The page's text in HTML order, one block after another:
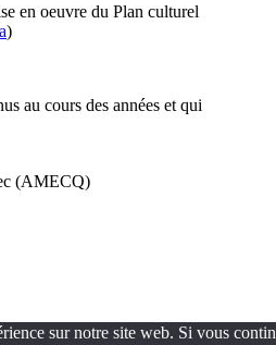
en oeuvre du Plan culturel
)
au cours des années et qui
(AMECQ)
sur notre site web. Si vous